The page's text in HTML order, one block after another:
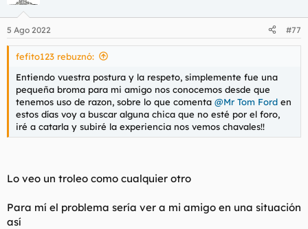
5 Ago 2022 #77
fefito123 rebuznó:
Entiendo vuestra postura y la respeto, simplemente fue una
pequeña broma para mi amigo nos conocemos desde que
tenemos uso de razon, sobre lo que comenta @Mr Tom Ford en
estos días voy a buscar alguna chica que no esté por el foro,
iré a catarla y subiré la experiencia nos vemos chavales!!
Lo veo un troleo como cualquier otro
Para mí el problema sería ver a mi amigo en una situación
así